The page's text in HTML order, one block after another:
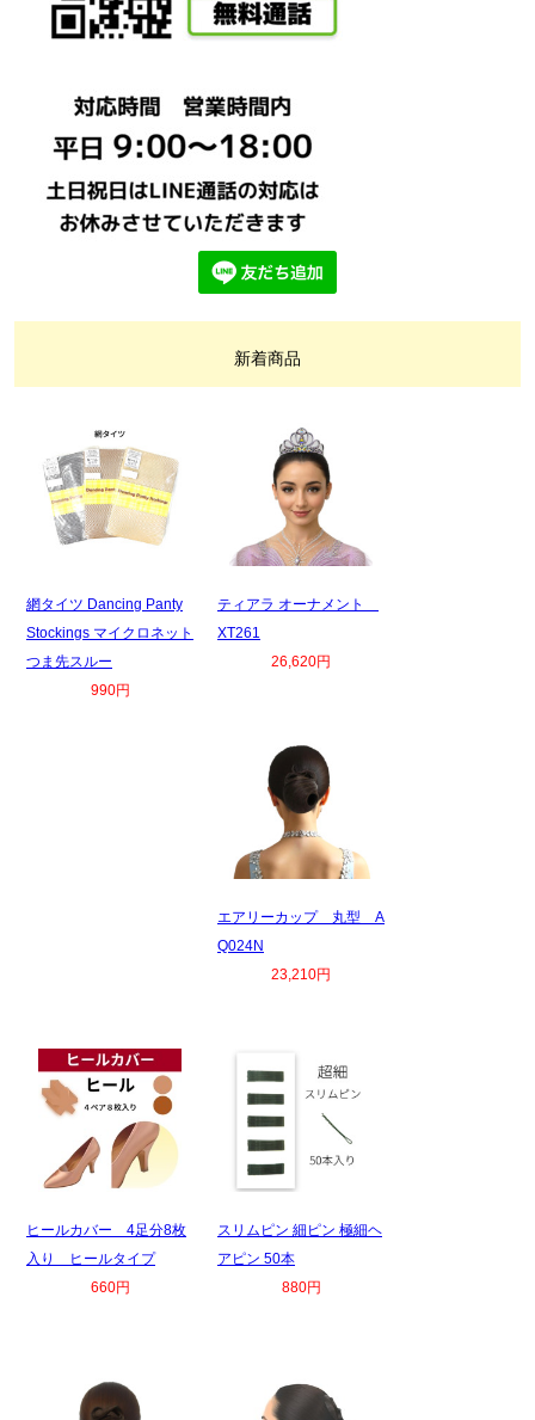
新着商品
網タイツ Dancing Panty
Stockings マイクロネット
つま先スルー
990円
ティアラ オーナメント
XT261
26,620円
エアリーカップ 丸型 A
Q024N
23,210円
ヒールカバー 4足分8枚
入り ヒールタイプ
660円
スリムピン 細ピン 極細ヘ
アピン 50本
880円